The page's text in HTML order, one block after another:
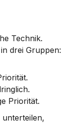
Technik.
drei Gruppen:
Priorität.
unterteilen,